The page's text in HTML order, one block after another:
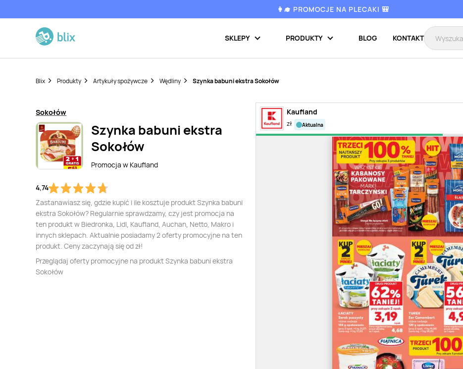
👩‍🎓 PROMOCJE NA PLECAKI 🎒
SKLEPY PRODUKTY BLOG KONTAKT
Blix Produkty Artykuły spożywcze Wędliny Szynka babuni ekstra Sokołów
Sokołów
Szynka babuni ekstra
Sokołów
Promocja w Kaufland
4,74
Zastanawiasz się, gdzie kupić i ile kosztuje produkt Szynka babuni
ekstra Sokołów? Regularnie sprawdzamy, czy jest promocja na
ten produkt w Biedronka, Lidl, Kaufland, Auchan, Netto, Makro i
innych sklepach. Aktualnie posiadamy 2 oferty promocyjne na ten
produkt. Ceny zaczynają się od zł!
Przeglądaj oferty promocyjne na produkt Szynka babuni ekstra
Sokołów
Kaufland
zł aktualna